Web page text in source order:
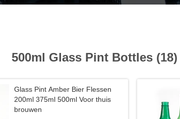
500ml Glass Pint Bottles (18)
Glass Pint Amber Bier Flessen
200ml 375ml 500ml Voor thuis
brouwen